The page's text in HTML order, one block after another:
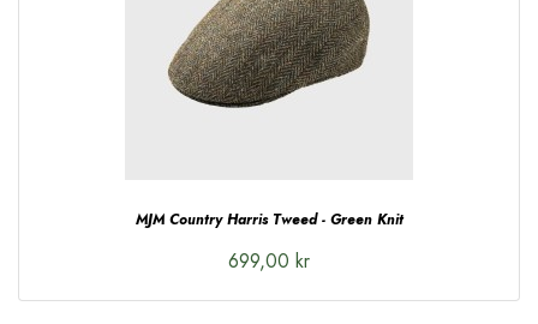
MJM Country Harris Tweed - Green Knit
699,00 kr